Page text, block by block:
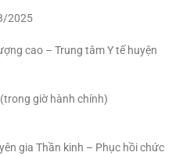
2025
cao – Trung tâm Y tế huyện
giờ hành chính)
gia Thần kinh – Phục hồi chức